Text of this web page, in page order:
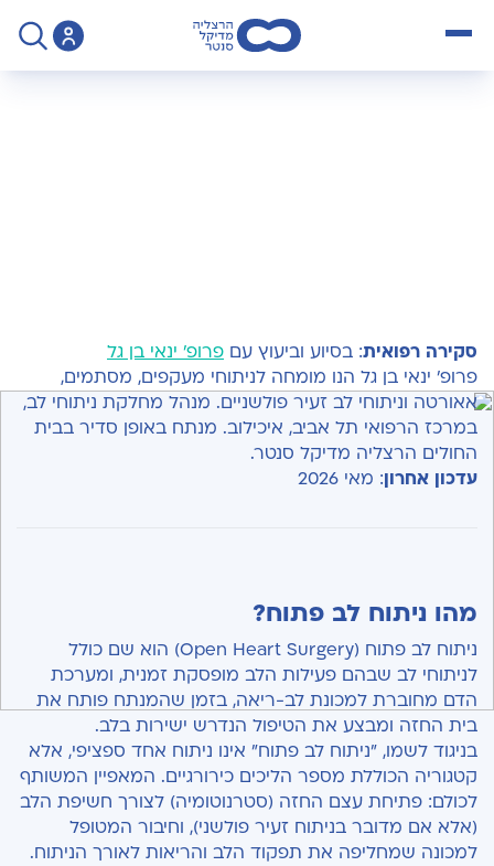
סקירה רפואית: בסיוע וביעוץ עם פרופ' ינאי בן גל
פרופ' ינאי בן גל הנו מומחה לניתוחי מעקפים, מסתמים,
אאורטה וניתוחי לב זעיר פולשניים. מנהל מחלקת ניתוחי לב,
במרכז הרפואי תל אביב, איכילוב. מנתח באופן סדיר בבית
החולים הרצליה מדיקל סנטר.
עדכון אחרון: מאי 2026
מהו ניתוח לב פתוח?
ניתוח לב פתוח (Open Heart Surgery) הוא שם כולל
לניתוחי לב שבהם פעילות הלב מופסקת זמנית, ומערכת
הדם מחוברת למכונת לב-ריאה, בזמן שהמנתח פותח את
בית החזה ומבצע את הטיפול הנדרש ישירות בלב.
בניגוד לשמו, "ניתוח לב פתוח" אינו ניתוח אחד ספציפי, אלא
קטגוריה הכוללת מספר הליכים כירורגיים. המאפיין המשותף
לכולם: פתיחת עצם החזה (סטרנוטומיה) לצורך חשיפת הלב
(אלא אם מדובר בניתוח זעיר פולשני), וחיבור המטופל
למכונה שמחליפה את תפקוד הלב והריאות לאורך הניתוח.